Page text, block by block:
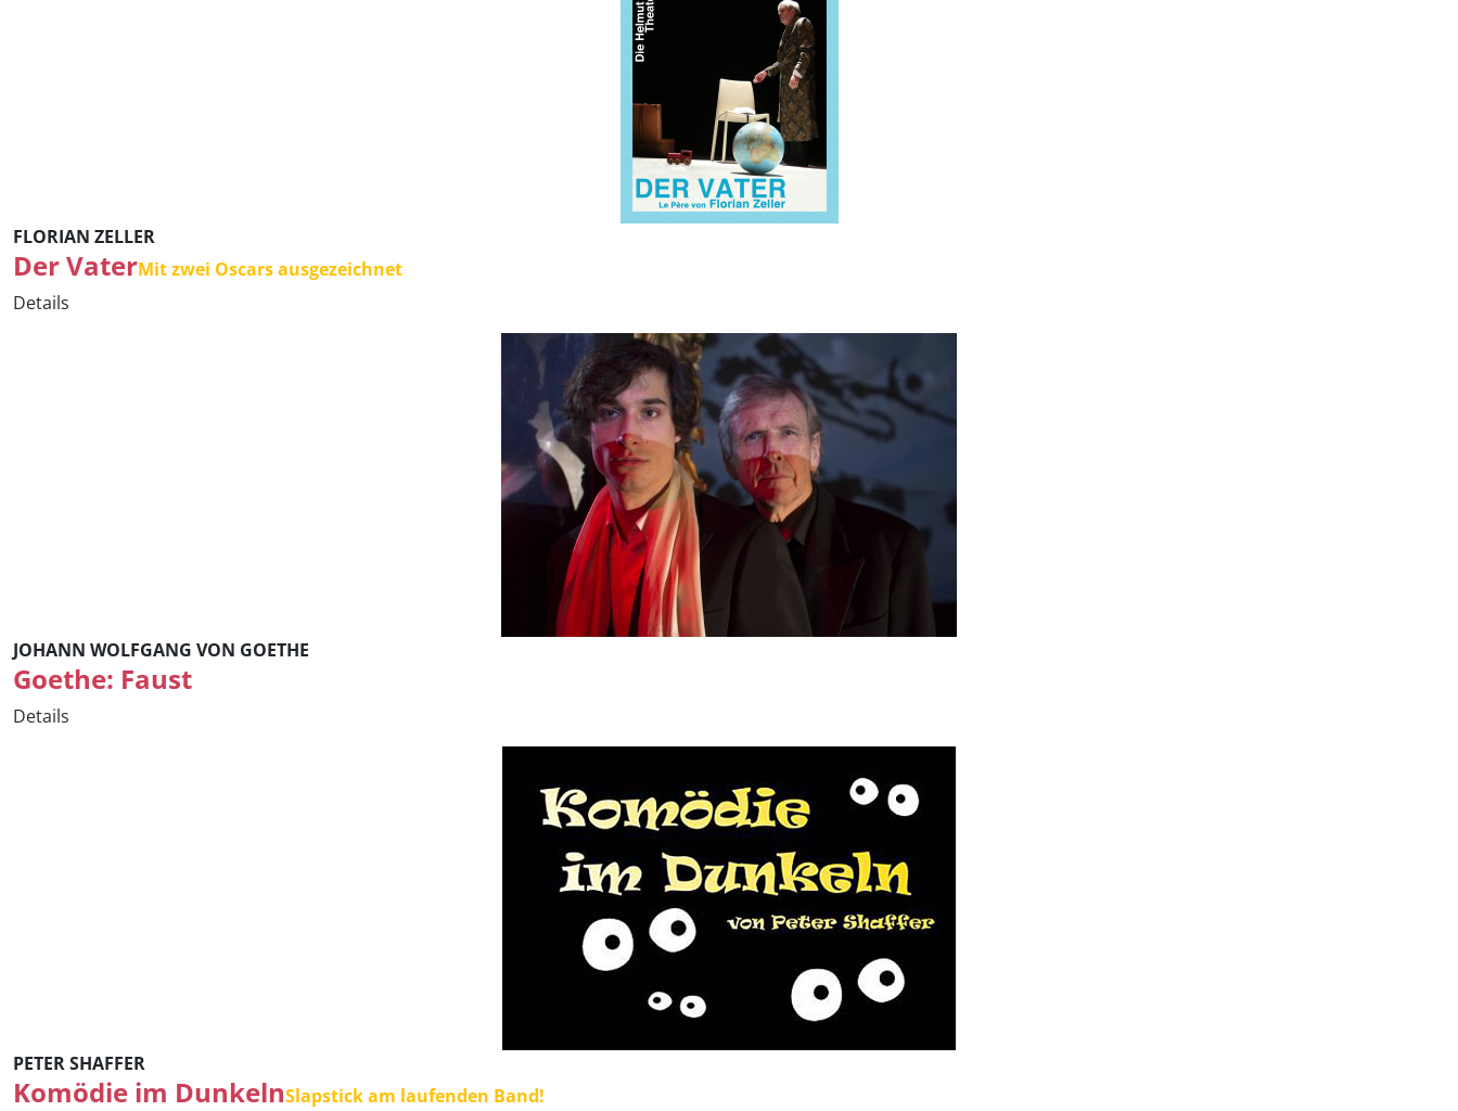
FLORIAN ZELLER
Der VaterMit zwei Oscars ausgezeichnet
Details
JOHANN WOLFGANG VON GOETHE
Goethe: Faust
Details
PETER SHAFFER
Komödie im DunkelnSlapstick am laufenden Band!